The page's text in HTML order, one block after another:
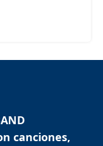
canciones,